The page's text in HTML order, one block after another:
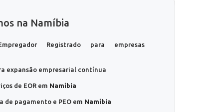
na Namíbia
Registrado para empresas
expansão empresarial contínua
de EOR em Namíbia
de pagamento e PEO em Namíbia